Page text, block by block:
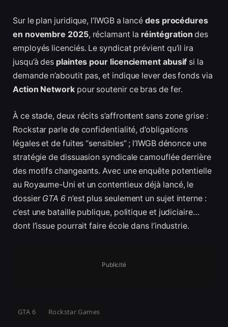
Sur le plan juridique, l’IWGB a lancé des procédures
en novembre 2025, réclamant la réintégration des
employés licenciés. Le syndicat prévient qu’il ira
jusqu’à des plaintes pour licenciement abusif si la
demande n’aboutit pas, et indique lever des fonds via
Action Networkpour soutenir ce bras de fer.
À ce stade, deux récits s’affrontent sans zone grise :
Rockstar parle de confidentialité, d’obligations
légales et de fuites “sensibles” ; l’IWGB dénonce une
stratégie de dissuasion syndicale camouflée derrière
des motifs changeants. Avec une enquête potentielle
au Royaume-Uni et un contentieux déjà lancé, le
dossier GTA 6n’est plus seulement un sujet interne :
c’est une bataille publique, politique et judiciaire…
dont l’issue pourrait faire école dans l’industrie.
Publicité
GTA 6 Rockstar Games